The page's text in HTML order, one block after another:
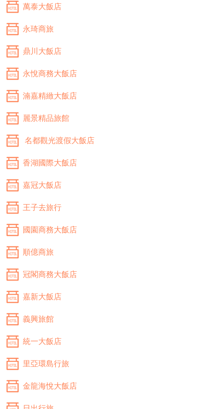
萬泰大飯店
永琦商旅
鼎川大飯店
永悅商務大飯店
湳嘉精緻大飯店
麗景精品旅館
名都觀光渡假大飯店
香湖國際大飯店
嘉冠大飯店
王子去旅行
國園商務大飯店
順億商旅
冠閣商務大飯店
嘉新大飯店
義興旅館
統一大飯店
里亞環島行旅
金龍海悅大飯店